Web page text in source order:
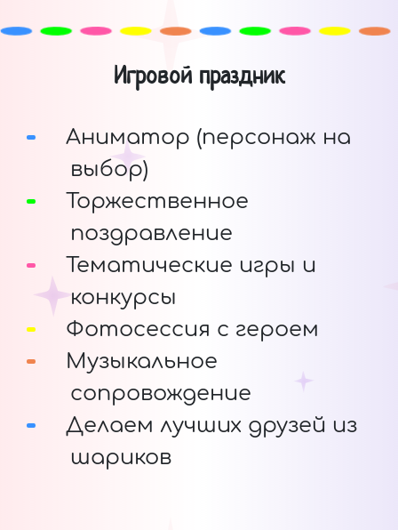
Игровой праздник
Аниматор (персонаж на
выбор)
Торжественное
поздравление
Тематические игры и
конкурсы
Фотосессия с героем
Музыкальное
сопровождение
Делаем лучших друзей из
шариков